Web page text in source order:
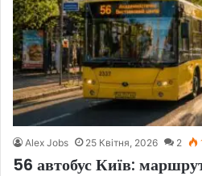
Alex Jobs 25 Квітня, 2026 2
56 автобус Київ: